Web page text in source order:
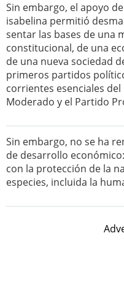
Sin embargo, el apoyo
isabelina permitió
sentar las bases de una
constitucional, de una
de una nueva sociedad
primeros partidos
corrientes esenciales
Moderado y el Partido
Sin embargo, no se ha
de desarrollo
con la protección de la
especies, incluida la